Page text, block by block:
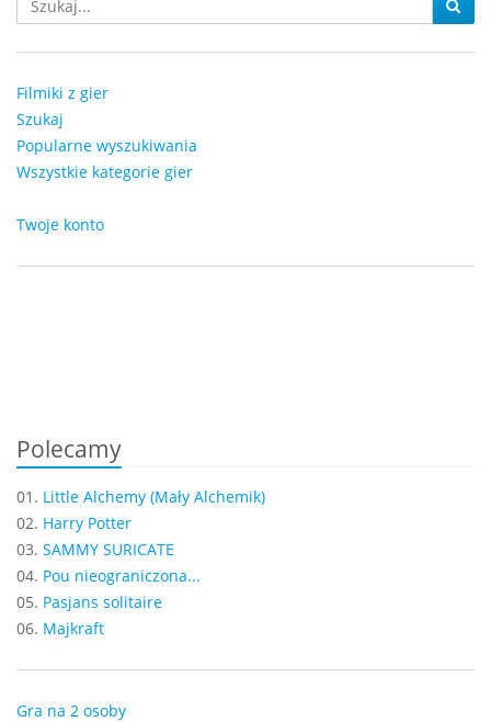
Filmiki z gier
Szukaj
Popularne wyszukiwania
Wszystkie kategorie gier
Twoje konto
Polecamy
01. Little Alchemy (Mały Alchemik)
02. Harry Potter
03. SAMMY SURICATE
04. Pou nieograniczona...
05. Pasjans solitaire
06. Majkraft
Gra na 2 osoby